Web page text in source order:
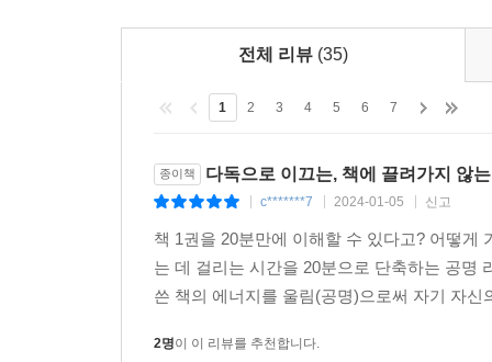
전체 리뷰 (35)
1 2 3 4 5 6 7
종이책 다독으로 이끄는, 책에 끌려가지 않
c*******7 2024-01-05 신고
책 1권을 20분만에 이해할 수 있다고? 어떻게
는 데 걸리는 시간을 20분으로 단축하는 공명
쓴 책의 에너지를 울림(공명)으로써 자기 자
2명이 이 리뷰를 추천합니다.